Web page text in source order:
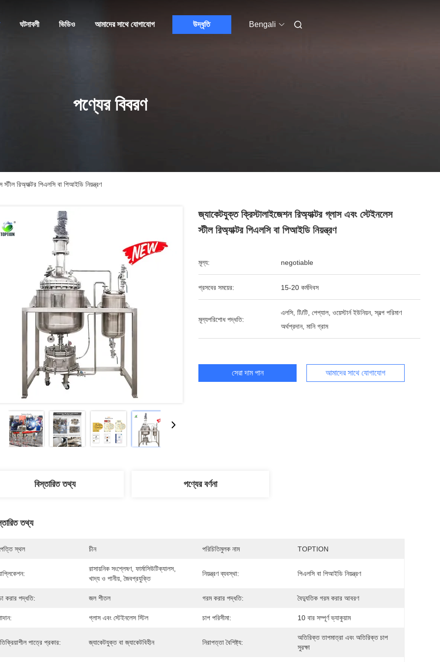
ঘটনাবলী ভিডিও আমাদের সাথে যোগাযোগ উদ্ধৃতি Bengali
পণ্যের বিবরণ
রিঅ্যাক্টর পিএলসি বা পিআইডি নিয়ন্ত্রণ
জ্যাকেটযুক্ত ক্রিস্টালাইজেশন রিঅ্যাক্টর গ্লাস এবং স্টেইনলেস
স্টীল রিঅ্যাক্টর পিএলসি বা পিআইডি নিয়ন্ত্রণ
মূল্য: negotiable
প্রসবের সময়ের: 15-20 কর্মদিবস
মূল্যপরিশোধ পদ্ধতি:
এলসি, টি/টি, পেপ্যাল, ওয়েস্টার্ন ইউনিয়ন, স্বল্প পরিমাণ
অর্থপ্রদান, মানি গ্রাম
সেরা দাম পান আমাদের সাথে যোগাযোগ
বিস্তারিত তথ্য পণ্যের বর্ণনা
তথ্য
স্থল চীন পরিচিতিমুলক নাম TOPTION
রাসায়নিক সংশ্লেষণ, ফার্মাসিউটিক্যালস,
খাদ্য ও পানীয়, জৈবপ্রযুক্তি
নিয়ন্ত্রণ ব্যবস্থা: পিএলসি বা পিআইডি নিয়ন্ত্রণ
করার পদ্ধতি: জল শীতল গরম করার পদ্ধতি: বৈদ্যুতিক গরম করার আবরণ
গ্লাস এবং স্টেইনলেস স্টিল চাপ পরিসীমা: 10 বার সম্পূর্ণ ভ্যাকুয়াম
পাত্রে প্রকার: জ্যাকেটযুক্ত বা জ্যাকেটবিহীন নিরাপত্তা বৈশিষ্ট্য:
অতিরিক্ত তাপমাত্রা এবং অতিরিক্ত চাপ
সুরক্ষা